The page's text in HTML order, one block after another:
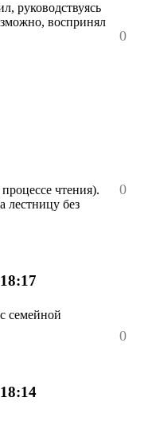
руководствуясь
воспринял
0
чтения).
лестницу без
0
семейной
0